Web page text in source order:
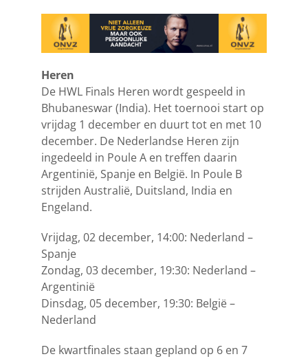
Heren
De HWL Finals Heren wordt gespeeld in
Bhubaneswar (India). Het toernooi start op
vrijdag 1 december en duurt tot en met 10
december. De Nederlandse Heren zijn
ingedeeld in Poule A en treffen daarin
Argentinië, Spanje en België. In Poule B
strijden Australië, Duitsland, India en
Engeland.
Vrijdag, 02 december, 14:00: Nederland –
Spanje
Zondag, 03 december, 19:30: Nederland –
Argentinië
Dinsdag, 05 december, 19:30: België –
Nederland
De kwartfinales staan gepland op 6 en 7